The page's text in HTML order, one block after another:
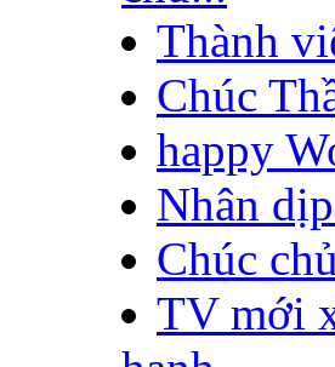
Thành
Chúc
happy
Nhân
Chúc
TV mới